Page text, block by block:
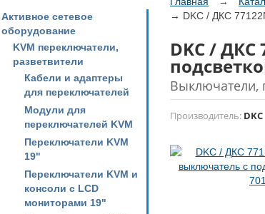
Активное сетевое
оборудование
KVM переключатели,
разветвители
Кабели и адаптеры
для переключателей
Модули для
переключателей KVM
Переключатели KVM
19"
Переключатели KVM и
консоли с LCD
мониторами 19"
→ DKC / ДКС
DKC /
Выключатели,
Производитель: DKC